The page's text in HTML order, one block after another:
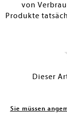
von
Produkte
Dieser
Sie müssen